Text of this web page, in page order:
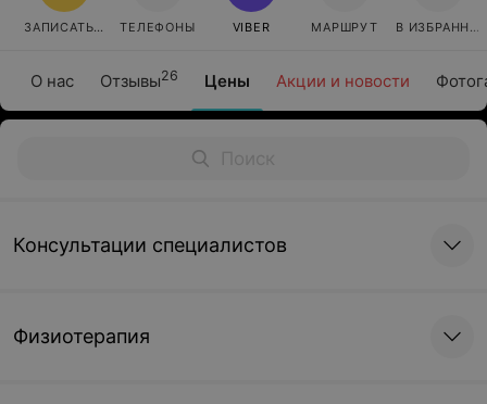
О нас Отзывы26 Цены Акции и новости
ЗАПИСАТЬСЯ ТЕЛЕФОНЫ VIBER МАРШРУТ В ИЗБРАННОЕ
Консультации специалистов
Физиотерапия